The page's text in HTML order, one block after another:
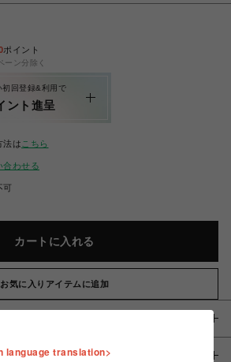
ポイント
ーン分除く
初回登録&利用で
ント進呈
法は こちら
合わせる
可
カートに入れる
お気に入りアイテムに追加
language translation>